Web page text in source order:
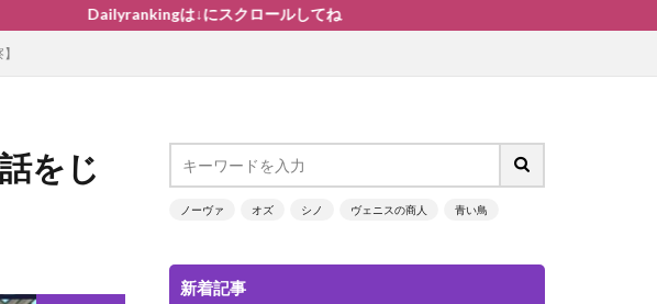
は↓にスクロールしてね
をじ
ノーヴァ オズ シノ ヴェニスの商人 青い鳥
新着記事